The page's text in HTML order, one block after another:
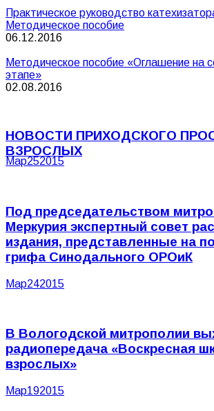
Практическое руководство
Методическое пособие
06.12.2016
Методическое пособие «Оглашение на
этапе»
02.08.2016
НОВОСТИ ПРИХОДСКОГО
ВЗРОСЛЫХ
Мар252015
Под председательством
Меркурия экспертный совет
издания, представленные на
грифа Синодального ОРОиК
Мар242015
В Вологодской митрополии
радиопередача «Воскресная
взрослых»
Мар192015